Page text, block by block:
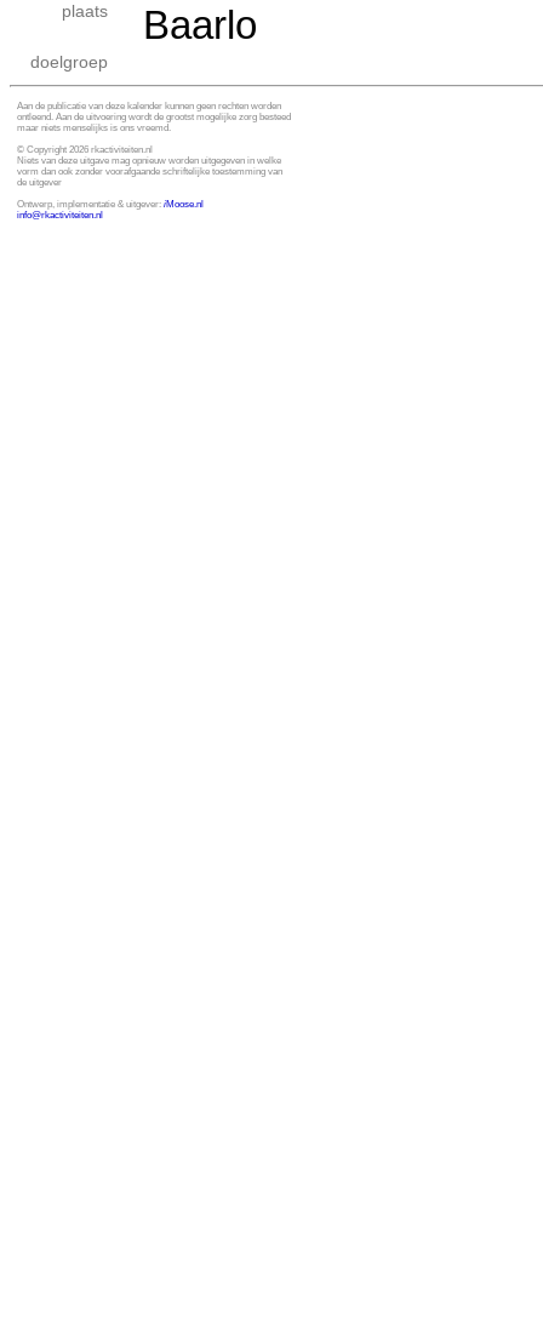
plaats Baarlo
doelgroep
Aan de publicatie van deze kalender kunnen geen rechten worden
ontleend. Aan de uitvoering wordt de grootst mogelijke zorg besteed
maar niets menselijks is ons vreemd.
© Copyright 2026 rkactiviteiten.nl
Niets van deze uitgave mag opnieuw worden uitgegeven in welke
vorm dan ook zonder voorafgaande schriftelijke toestemming van
de uitgever
Ontwerp, implementatie & uitgever: iMoose.nl
info@rkactiviteiten.nl